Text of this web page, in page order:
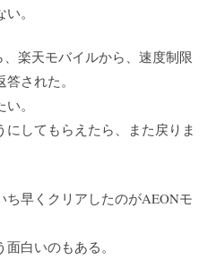
。
楽天モバイルから、速度制限
された。
。
してもらえたら、また戻りま
ち早くクリアしたのがAEONモ
白いのもある。